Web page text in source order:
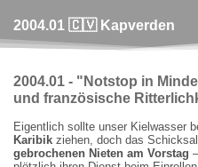
2004.01 🇨🇻 Kapverden
2004.01 - "Notstop in
und französische
Eigentlich sollte unser Kielwasser
Karibik ziehen, doch das
gebrochenen Nieten am Vorstag